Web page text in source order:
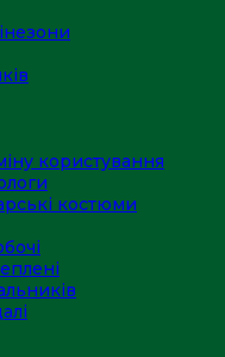
користування
костюми